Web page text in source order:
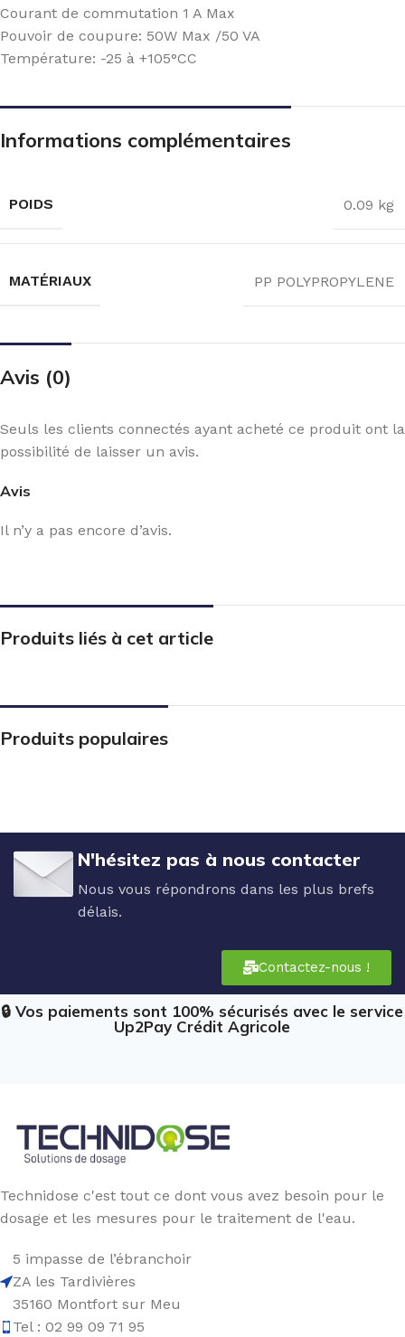
Courant de commutation 1 A Max
Pouvoir de coupure: 50W Max /50 VA
Température: -25 à +105°CC
Informations complémentaires
POIDS 0.09 kg
MATÉRIAUX PP POLYPROPYLENE
Avis (0)
Avis
Il n’y a pas encore d’avis.
Seuls les clients connectés ayant acheté ce produit ont la
possibilité de laisser un avis.
Produits liés à cet article
Produits populaires
N'hésitez pas à nous contacter
Nous vous répondrons dans les plus brefs
délais.
Contactez-nous !
🔒 Vos paiements sont 100% sécurisés avec le service
Up2Pay Crédit Agricole
Technidose c'est tout ce dont vous avez besoin pour le
dosage et les mesures pour le traitement de l'eau.
5 impasse de l’ébranchoir
ZA les Tardivières
35160 Montfort sur Meu
Tel : 02 99 09 71 95